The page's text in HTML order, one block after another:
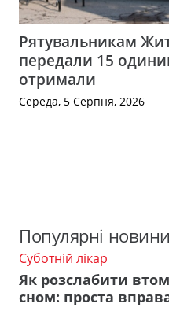
Рятувальникам
передали 15
отримали
Середа, 5 Серпня, 2026
Популярні новини
Суботній лікар
Як розслабити
сном: проста